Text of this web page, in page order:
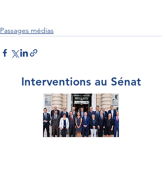
Passages médias
Interventions au Sénat